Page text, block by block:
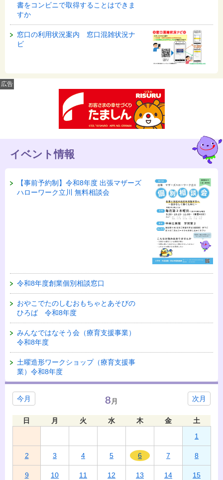
書をコンビニで取得することはできま
すか
窓口の利用状況案内 窓口混雑状況ナ
ビ
広告
イベント情報
【事前予約制】令和8年度 出張マザーズ
ハローワーク立川 無料相談会
令和8年度創業個別相談窓口
おやこでたのしむおもちゃとあそびの
ひろば 令和8年度
みんなではなそう会（療育支援事業）
令和8年度
土曜造形ワークショップ（療育支援事
業）令和8年度
今月 次月
8 月
日 月 火 水 木 金
土
1
2 3 4 5 6 7 8
9 10 11 12 13 14 15